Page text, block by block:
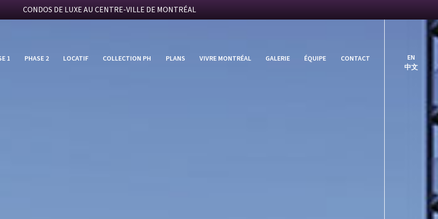
CONDOS DE LUXE AU CENTRE-VILLE DE MONTRÉAL
1 PHASE 2 LOCATIF COLLECTION PH PLANS VIVRE MONTRÉAL GALERIE ÉQUIPE CONTACT
EN
中文